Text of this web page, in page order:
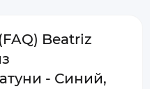
Beatriz
- Синий,